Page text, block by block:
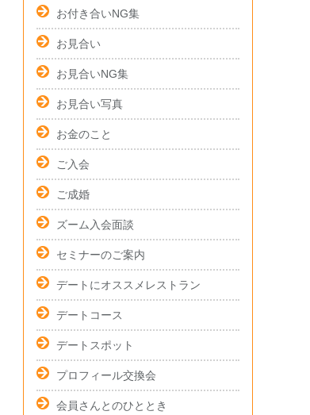
お付き合いNG集
お見合い
お見合いNG集
お見合い写真
お金のこと
ご入会
ご成婚
ズーム入会面談
セミナーのご案内
デートにオススメレストラン
デートコース
デートスポット
プロフィール交換会
会員さんとのひととき